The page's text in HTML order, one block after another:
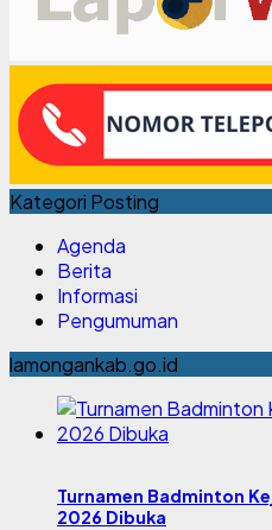
Kategori Posting
Agenda
Berita
Informasi
Pengumuman
lamongankab.go.id
Turnamen Badminton
2026 Dibuka